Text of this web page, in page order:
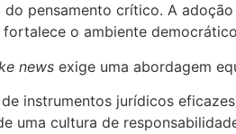
pensamento crítico. A
o ambiente
news exige uma abordagem
instrumentos jurídicos
uma cultura de